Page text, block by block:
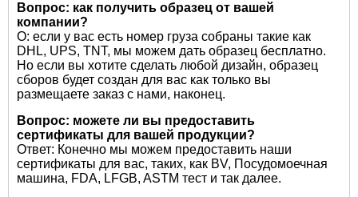
Вопрос: как получить образец от вашей
компании?
О: если у вас есть номер груза собраны такие как
DHL, UPS, TNT, мы можем дать образец бесплатно.
Но если вы хотите сделать любой дизайн, образец
сборов будет создан для вас как только вы
размещаете заказ с нами, наконец.
Вопрос: можете ли вы предоставить
сертификаты для вашей продукции?
Ответ: Конечно мы можем предоставить наши
сертификаты для вас, таких, как BV, Посудомоечная
машина, FDA, LFGB, ASTM тест и так далее.